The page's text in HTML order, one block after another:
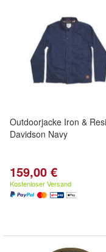
Outdoorjacke Iron &
Davidson Navy
159,00 €
Kostenloser Versand